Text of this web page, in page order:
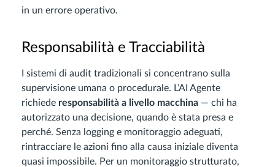
in un errore operativo.
Responsabilità e Tracciabilità
I sistemi di audit tradizionali si concentrano sulla
supervisione umana o procedurale. L’AI Agente
richiede responsabilità a livello macchina — chi ha
autorizzato una decisione, quando è stata presa e
perché. Senza logging e monitoraggio adeguati,
rintracciare le azioni fino alla causa iniziale diventa
quasi impossibile. Per un monitoraggio strutturato,